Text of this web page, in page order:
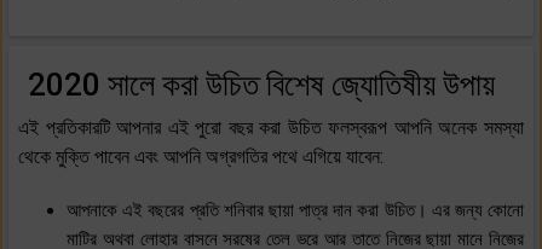
2020 সালে করা উচিত বিশেষ জ্যোতিষীয় উপায়
এই প্রতিকারটি আপনার এই পুরো বছর করা উচিত ফলস্বরূপ আপনি অনেক সমস্যা
থেকে মুক্তি পাবেন এবং আপনি অগ্রগতির পথে এগিয়ে যাবেন:
আপনাকে এই বছরের প্রতি শনিবার ছায়া পাত্র দান করা উচিত। এর জন্য কোনো
মাটির অথবা লোহার বাসনে সরষের তেল ভরে আর তাতে নিজের ছায়া মানে নিজের